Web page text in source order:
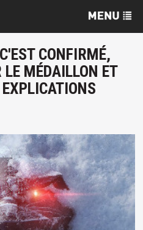
CONFIRMÉ,
LE MÉDAILLON ET